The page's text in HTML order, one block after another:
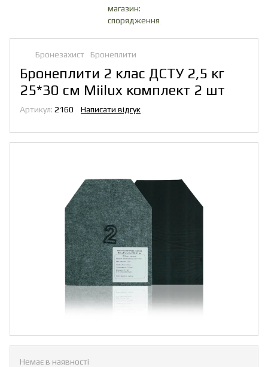
Бронезахист Бронеплити
Бронеплити 2 клас ДСТУ 2,5 кг
25*30 см Miilux комплект 2 шт
Артикул: 2160 Написати відгук
Немає в наявності